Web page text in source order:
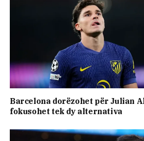
Barcelona dorëzohet për Julian
fokusohet tek dy alternativa